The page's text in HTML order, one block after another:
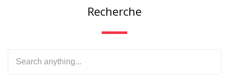
Recherche